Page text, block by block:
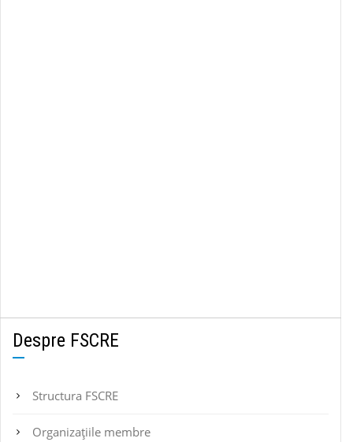
Despre FSCRE
Structura FSCRE
Organizațiile membre